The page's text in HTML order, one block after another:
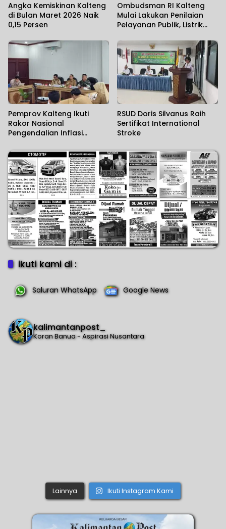
Angka Kemiskinan Kalteng
di Bulan Maret 2026 Naik
0,15 Persen
Ombudsman RI Kalteng
Mulai Lakukan Penilaian
Pelayanan Publik, Listrik
Pemprov Kalteng Ikuti
Rakor Nasional
Pengendalian Inflasi
RSUD Doris Silvanus Raih
Sertifikat International
Stroke
ikuti kami di :
Saluran WhatsApp Google News
kalimantanpost_
Koran Banua - Aspirasi Nusantara
Lainnya Ikuti Instagram Kami